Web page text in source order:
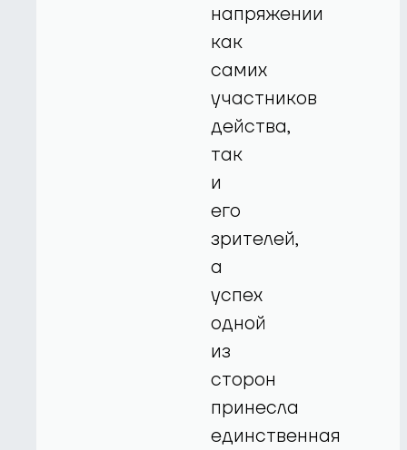
напряжении
как
самих
участников
действа,
так
и
его
зрителей,
а
успех
одной
из
сторон
принесла
единственная